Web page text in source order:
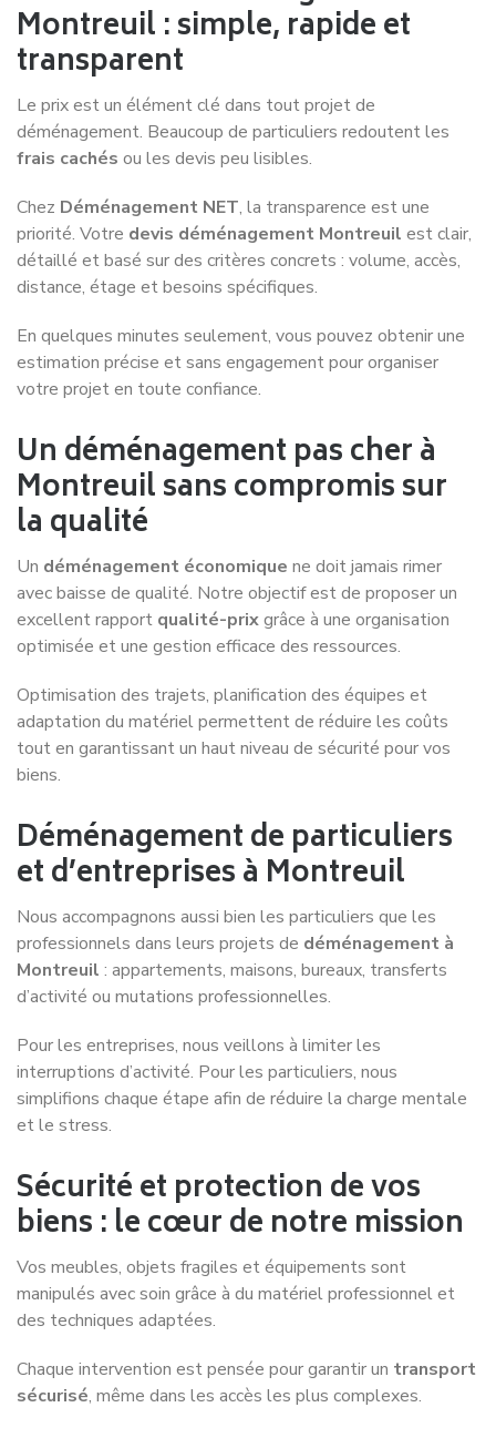
Montreuil : simple, rapide et
transparent
Le prix est un élément clé dans tout projet de
déménagement. Beaucoup de particuliers redoutent les
frais cachés ou les devis peu lisibles.
Chez Déménagement NET, la transparence est une
priorité. Votre devis déménagement Montreuil est clair,
détaillé et basé sur des critères concrets : volume, accès,
distance, étage et besoins spécifiques.
En quelques minutes seulement, vous pouvez obtenir une
estimation précise et sans engagement pour organiser
votre projet en toute confiance.
Un déménagement pas cher à
Montreuil sans compromis sur
la qualité
Un déménagement économique ne doit jamais rimer
avec baisse de qualité. Notre objectif est de proposer un
excellent rapport qualité-prixgrâce à une organisation
optimisée et une gestion efficace des ressources.
Optimisation des trajets, planification des équipes et
adaptation du matériel permettent de réduire les coûts
tout en garantissant un haut niveau de sécurité pour vos
biens.
Déménagement de particuliers
et d’entreprises à Montreuil
Nous accompagnons aussi bien les particuliers que les
professionnels dans leurs projets de déménagement à
Montreuil : appartements, maisons, bureaux, transferts
d’activité ou mutations professionnelles.
Pour les entreprises, nous veillons à limiter les
interruptions d’activité. Pour les particuliers, nous
simplifions chaque étape afin de réduire la charge mentale
et le stress.
Sécurité et protection de vos
biens : le cœur de notre mission
Vos meubles, objets fragiles et équipements sont
manipulés avec soin grâce à du matériel professionnel et
des techniques adaptées.
Chaque intervention est pensée pour garantir un transport
sécurisé, même dans les accès les plus complexes.